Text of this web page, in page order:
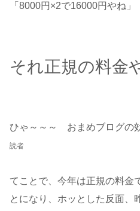
「8000円×2で16000円やね」
それ正規の料金
ひゃ～～～ おまめブログの
読者
てことで、今年は正規の料金
とになり、ホッとした反面、